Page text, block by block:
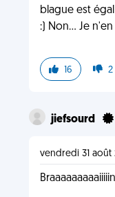
blague est
:) Non... Je
16 2
jiefsourd
vendredi 31 août